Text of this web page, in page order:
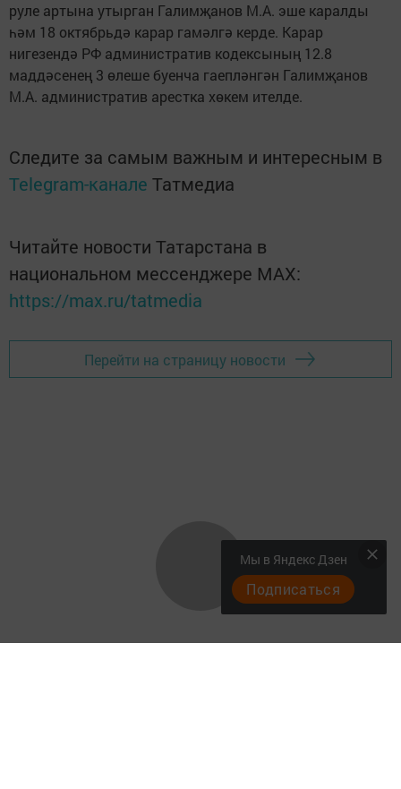
руле артына утырган Галимҗанов М.А. эше каралды
һәм 18 октябрьдә карар гамәлгә керде. Карар
нигезендә РФ административ кодексының 12.8
маддәсенең 3 өлеше буенча гаепләнгән Галимҗанов
М.А. административ арестка хөкем ителде.
Следите за самым важным и интересным в
Telegram-канале Татмедиа
Читайте новости Татарстана в
национальном мессенджере MАХ:
https://max.ru/tatmedia
Перейти на страницу новости
Мы в Яндекс Дзен
Подписаться